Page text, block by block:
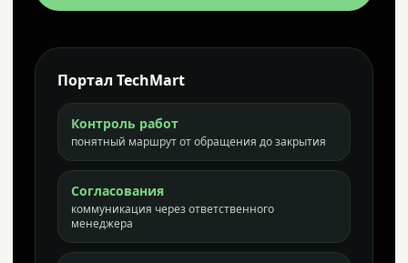
Портал TechMart
Контроль работ
понятный маршрут от обращения до закрытия
Согласования
коммуникация через ответственного
менеджера